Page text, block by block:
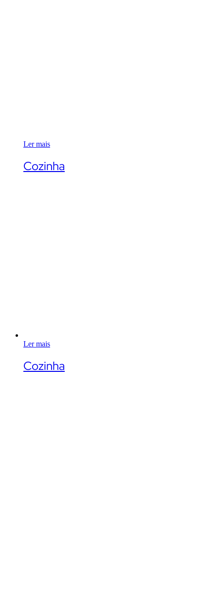
Ler mais
Cozinha
Ler mais
Cozinha